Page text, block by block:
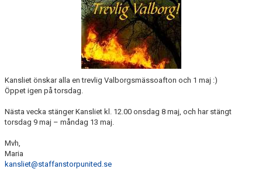
PARTNERS
OM SUFC
Kansliet önskar alla en trevlig Valborgsmässoafton och 1 maj :)
Öppet igen på torsdag.
Nästa vecka stänger Kansliet kl. 12.00 onsdag 8 maj, och har stängt
torsdag 9 maj – måndag 13 maj.
Mvh,
Maria
kansliet@staffanstorpunited.se